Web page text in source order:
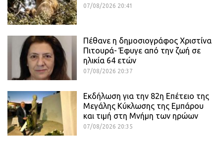
07/08/2026 20:41
Πέθανε η δημοσιογράφος Χριστίνα
Πιτουρά- Έφυγε από την ζωή σε
ηλικία 64 ετών
07/08/2026 20:37
Εκδήλωση για την 82η Επέτειο της
Μεγάλης Κύκλωσης της Εμπάρου
και τιμή στη Μνήμη των ηρώων
07/08/2026 20:35